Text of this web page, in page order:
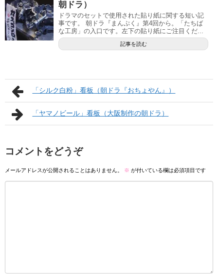
朝ドラ）
ドラマのセットで使用された貼り紙に関する短い記
事です。 朝ドラ『まんぷく』第4回から。「たちば
な工房」の入口です。左下の貼り紙にご注目くだ...
記事を読む
「シルク白粉」看板（朝ドラ『おちょやん』）
「ヤマノビール」看板（大阪制作の朝ドラ）
コメントをどうぞ
メールアドレスが公開されることはありません。 ※ が付いている欄は必須項目です